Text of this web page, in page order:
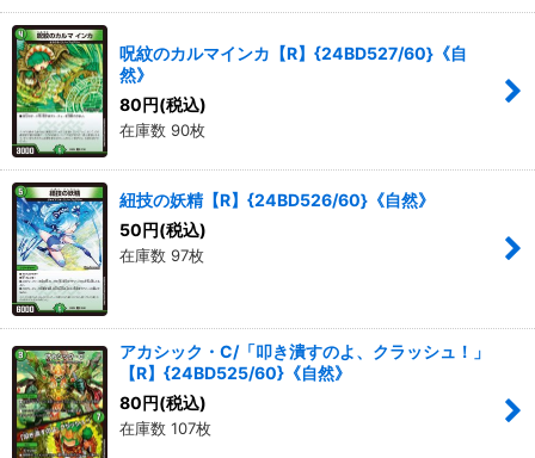
呪紋のカルマインカ【R】{24BD527/60}《自
然》
80円(税込)
在庫数 90枚
紐技の妖精【R】{24BD526/60}《自然》
50円(税込)
在庫数 97枚
アカシック・C/「叩き潰すのよ、クラッシュ！」
【R】{24BD525/60}《自然》
80円(税込)
在庫数 107枚